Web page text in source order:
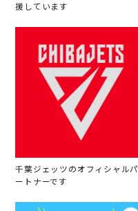
援しています
千葉ジェッツのオフィシャルパ
ートナーです